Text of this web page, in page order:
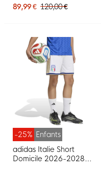
Foncé Blanc
89,99 € 120,00 €
-25% Enfants
adidas Italie Short
Domicile 2026-2028